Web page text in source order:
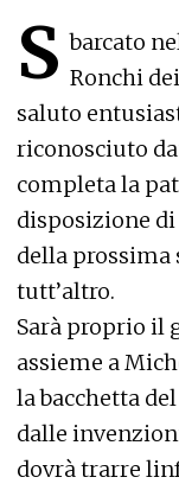
S barcato
Ronchi
saluto
riconosciuto
completa la
disposizione
della prossima
tutt’altro.
Sarà proprio il
assieme a
la bacchetta
dalle
dovrà trarre